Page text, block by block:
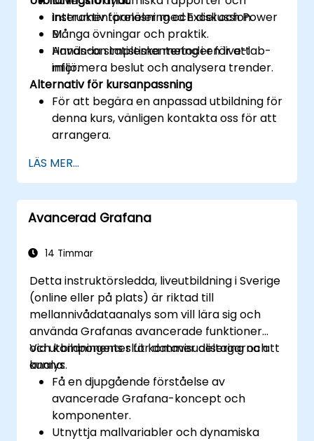
instrumentpaneler med Excel och Power
BI.
Använda statistiska metoder för att
informera beslut och analysera trender.
Interaktiv föreläsning och diskussion.
Många övningar och praktik.
Hands-on implementering i en live-lab-
miljö.
Alternativ för kursanpassning
För att begära en anpassad utbildning för
denna kurs, vänligen kontakta oss för att
arrangera.
LÄS MER...
Avancerad Grafana
14 Timmar
Detta instruktörsledda, liveutbildning i Sverige
(online eller på plats) är riktad till
mellannivådataanalys som vill lära sig och
använda Grafanas avancerade funktioner
och komponenter för datavisualisering och
analys.
Vid utbildningens slut kommer deltagarna att
kunna:
Få en djupgående förståelse av
avancerade Grafana-koncept och
komponenter.
Utnyttja mallvariabler och dynamiska